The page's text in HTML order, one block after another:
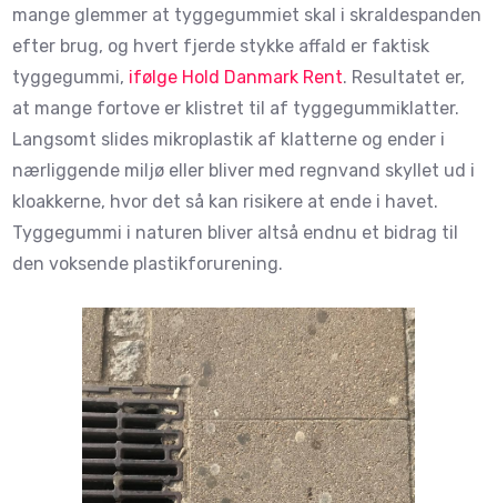
mange glemmer at tyggegummiet skal i skraldespanden
efter brug, og hvert fjerde stykke affald er faktisk
tyggegummi, ifølge Hold Danmark Rent. Resultatet er,
at mange fortove er klistret til af tyggegummiklatter.
Langsomt slides mikroplastik af klatterne og ender i
nærliggende miljø eller bliver med regnvand skyllet ud i
kloakkerne, hvor det så kan risikere at ende i havet.
Tyggegummi i naturen bliver altså endnu et bidrag til
den voksende plastikforurening.